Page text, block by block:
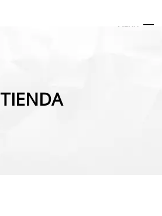
MENU
TIENDA